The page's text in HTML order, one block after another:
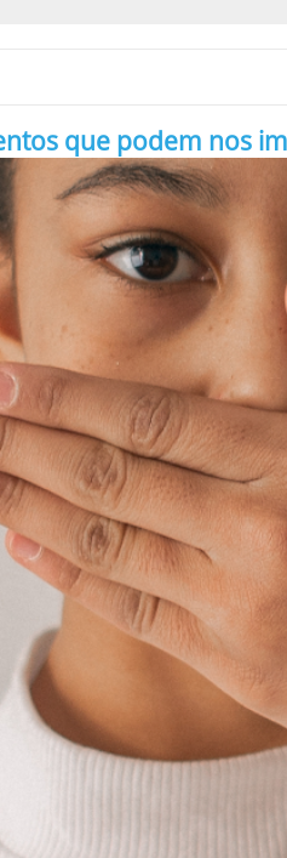
que podem nos